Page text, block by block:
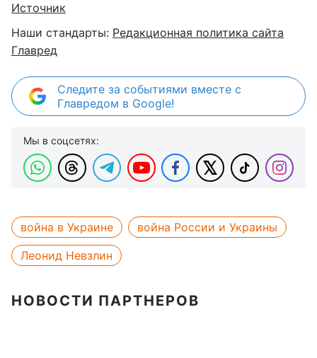
Источник
Наши стандарты: Редакционная политика сайта
Главред
Следите за событиями вместе с
Главредом в Google!
Мы в соцсетях:
война в Украине
война России и Украины
Леонид Невзлин
НОВОСТИ ПАРТНЕРОВ